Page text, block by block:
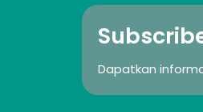
Dapatkan